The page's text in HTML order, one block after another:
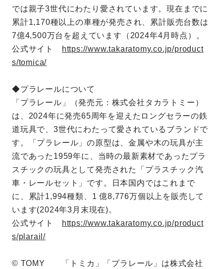
では親⼦3世代にわたり愛されています。現在までに
累計1,170種以上の⾞種が発売され、累計販売台数は
7億4,500万台を超えています（2024年4⽉時点）。
公式サイト
https://www.takaratomy.co.jp/product
s/tomica/
◆プラレールについて
「プラレール」（発売元：株式会社タカラトミー）
は、2024年に発売65周年を迎えたロングセラーの鉄
道玩具で、3世代にわたって愛されているブランドで
す。「プラレール」の原型は、金属や木の玩具が主
流であった1959年に、当時の最新素材であったプラ
スチックの玩具として発売された「プラスチック汽
車・レールセット」です。日本国内ではこれまで
に、累計1,994種類、1 億8,776万個以上を販売して
います(2024年3月末現在)。
公式サイト
https://www.takaratomy.co.jp/product
s/plarail/
© TOMY 「トミカ」「プラレール」は株式会社